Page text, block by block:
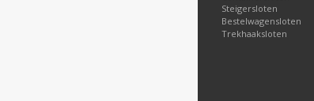
Steigersloten
Bestelwagensloten
Trekhaaksloten